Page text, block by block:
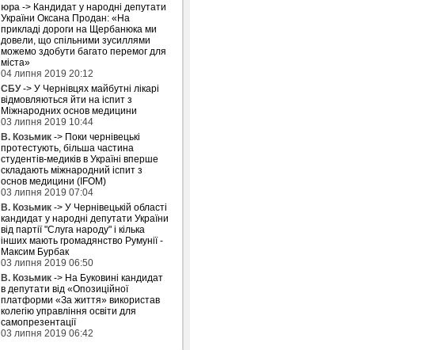
юра -> Кандидат у народні депутати
України Оксана Продан: «На
прикладі дороги на Щербанюка ми
довели, що спільними зусиллями
можемо здобути багато перемог для
міста»
04 липня 2019 20:12
СБУ-> У Чернівцях майбутні лікарі
відмовляються йти на іспит з
Міжнародних основ медицини
03 липня 2019 10:44
В. Козьмик -> Поки чернівецькі
протестують, більша частина
студентів-медиків в Україні вперше
складають міжнародний іспит з
основ медицини (IFOM)
03 липня 2019 07:04
В. Козьмик -> У Чернівецькій області
кандидат у народні депутати України
від партії "Слуга народу" і кілька
інших мають громадянство Румунії -
Максим Бурбак
03 липня 2019 06:50
В. Козьмик -> На Буковині кандидат
в депутати від «Опозиційної
платформи «За життя» використав
колегію управління освіти для
самопрезентації
03 липня 2019 06:42